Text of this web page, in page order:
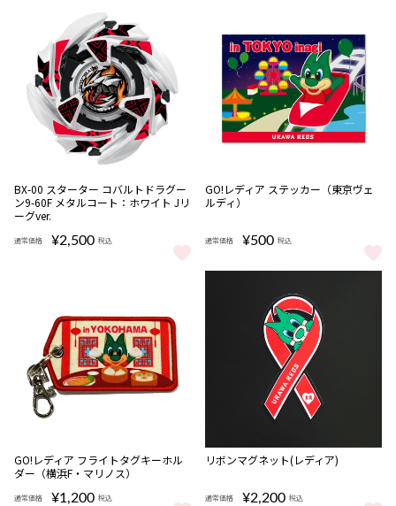
BX-00 スターター コバルトドラグー
ン9-60F メタルコート：ホワイト Jリ
ーグver.
通常価格 ¥2,500 税込
BX-00 スターター コバルトドラグーン9-60F メタルコート：ホワイ
GO!レディア ステッカー（東京ヴェ
ルディ）
通常価格 ¥500 税込
GO!レディア ステッカー（東京
GO!レディア フライトタグキーホル
ダー（横浜F・マリノス）
通常価格 ¥1,200 税込
完売
リボンマグネット(レディア)
通常価格 ¥2,200 税込